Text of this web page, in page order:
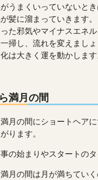
うまくいっていないと
髪に溜まっていきます。
た邪気やマイナスエネ
掃し、流れを変えましょ
は大きく運を動かします
満月の間
月の間にショートヘア
ります。
の始まりやスタートのタ
月の間は月が満ちてい